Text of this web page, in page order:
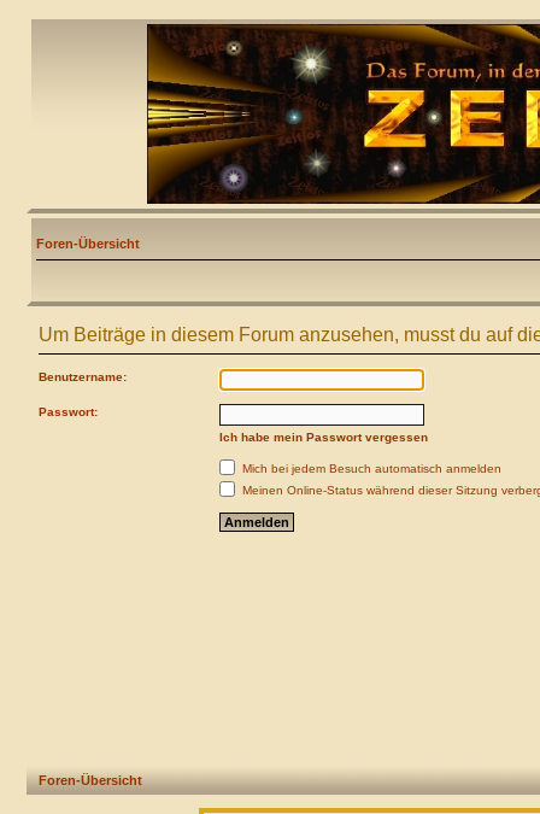
Foren-Übersicht
Um Beiträge in diesem Forum anzusehen, musst du auf
Benutzername:
Passwort:
Ich habe mein Passwort vergessen
Mich bei jedem Besuch automatisch anmelden
Meinen Online-Status während dieser Sitzung
Foren-Übersicht